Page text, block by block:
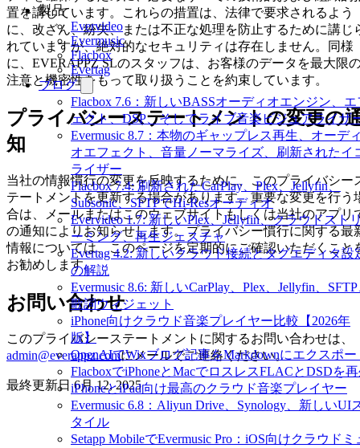
製品
Evervideo
Evermusic
Flacbox
Evertag
ブログ
Flacbox 7.6：新しいBASSオーディオエンジン、エ
ェクト、DSP、そしてライブ音楽ビジュアライザ
Evermusic 8.7：本物のギャップレス再生、オーデ
オエフェクト、音量ノーマライズ、刷新されたイ
ライザー
Flacbox 7.4: 刷新されたCarPlay、Plex、Jellyfin、
Subsonic、SFTPでHi-Resオーディオ
Evervideo 1.7: 新しいPlex、Jellyfin、クラウドスト
ーミング、再生ジェスチャ
Evertag 4.2: 新しいクラウド接続とタグエディタ設
の解説
Evermusic 8.6: 新しいCarPlay、Plex、Jellyfin、
歌詞ウィジェット
iPhone向けクラウド音楽プレイヤー比較【2026年
版】
OpenAIでWixブログ記事をMarkdownにエクスポー
FlacboxでiPhoneとMacでロスレスFLACとDSDを
iPhoneとiPad向け最高のクラウド音楽プレイヤー
Evermusic 6.8：Aliyun Drive、Synology、新しいUI
タイル
Setapp MobileでEvermusic Pro：iOS向けクラウドミ
置を講じています。これらの措置は、法律で要求されるよう
に、改ざん、紛失、または不正な処理を防止するために講じ
れていますが、絶対的なセキュリティは存在しません。同様
に、EVERAPPZ SLのスタッフは、お客様のデータを最大限
注意と機密性をもって取り扱うことを約束しています。
プライバシーステートメントの変更の
知
当社の情報慣行の変更を反映するために、このプライバシー
テートメントを更新する場合があります。重要な変更を行う
合は、メールまたはこのウェブサイトもしくは当社のアプリ
の通知によりお知らせします。プライバシー慣行に関する最
情報については、このページを定期的にご確認いただくこと
お勧めします。
お問い合わせ
このプライバシーステートメントに関するお問い合わせは、
admin@everappz.comにメールでご連絡ください。
最終更新日6月 12, 2025